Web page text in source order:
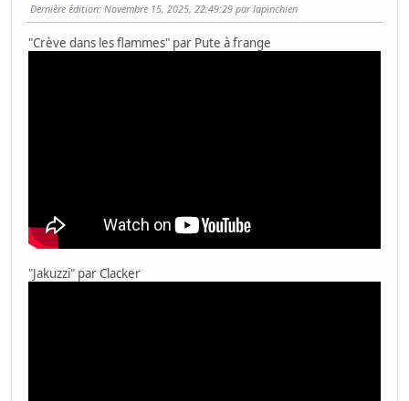
Dernière édition: Novembre 15, 2025, 22:49:29 par lapinchien
"Crève dans les flammes" par Pute à frange
"Jakuzzi" par Clacker